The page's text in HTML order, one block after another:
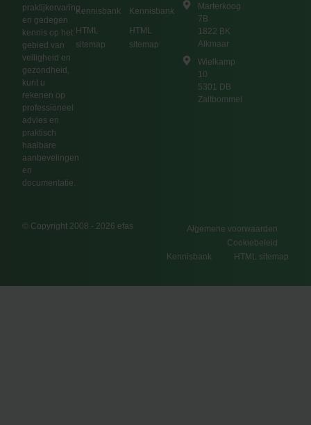
praktijkervaring
en gedegen
kennis op het
gebied van
veiligheid en
gezondheid,
kunt u
rekenen op
professioneel
advies en
praktisch
haalbare
aanbevelingen
en
documentatie.
Kennisbank
HTML
sitemap
Kennisbank
HTML
sitemap
Marterkoog
7B
1822 BK
Alkmaar
Wielkamp
10
5301 DB
Zaltbommel
© Copyright 2008 - 2026 efas
Algemene voorwaarden
Cookiebeleid
Kennisbank
HTML sitemap